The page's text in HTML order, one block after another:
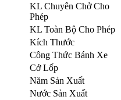
KL Chuyên Chở Cho
Phép
KL Toàn Bộ Cho Phép
Kích Thước
Công Thức Bánh Xe
Cở Lốp
Năm Sản Xuất
Nước Sản Xuất